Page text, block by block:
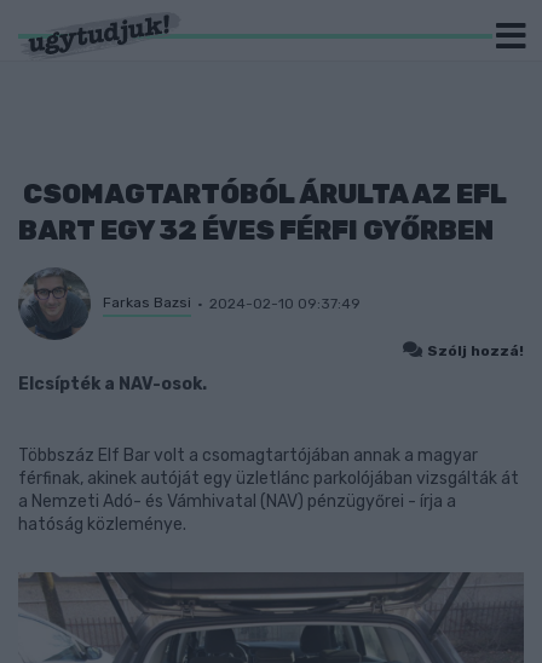
CSOMAGTARTÓBÓL ÁRULTA AZ EFL
BART EGY 32 ÉVES FÉRFI GYŐRBEN
Farkas Bazsi 2024-02-10 09:37:49
Szólj hozzá!
Elcsípték a NAV-osok.
Többszáz Elf Bar volt a csomagtartójában annak a magyar
férfinak, akinek autóját egy üzletlánc parkolójában vizsgálták át
a Nemzeti Adó- és Vámhivatal (NAV) pénzügyőrei - írja a
hatóság közleménye.